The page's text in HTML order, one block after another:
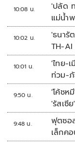
10:08 น.
'ปลัด
แม่น้ำ
10:02 น.
'ธนารั
TH-AI
จุดเด่
ทางเ
ใช้เต็
10:01 น.
'ไทย-
ท่วม-
9:50 น.
'โค้ชห
'รัสเซี
9:48 น.
ฟุตซอ
เล็กค